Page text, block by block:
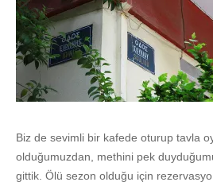
Biz de sevimli bir kafede oturup tavla
olduğumuzdan, methini pek
gittik. Ölü sezon olduğu için